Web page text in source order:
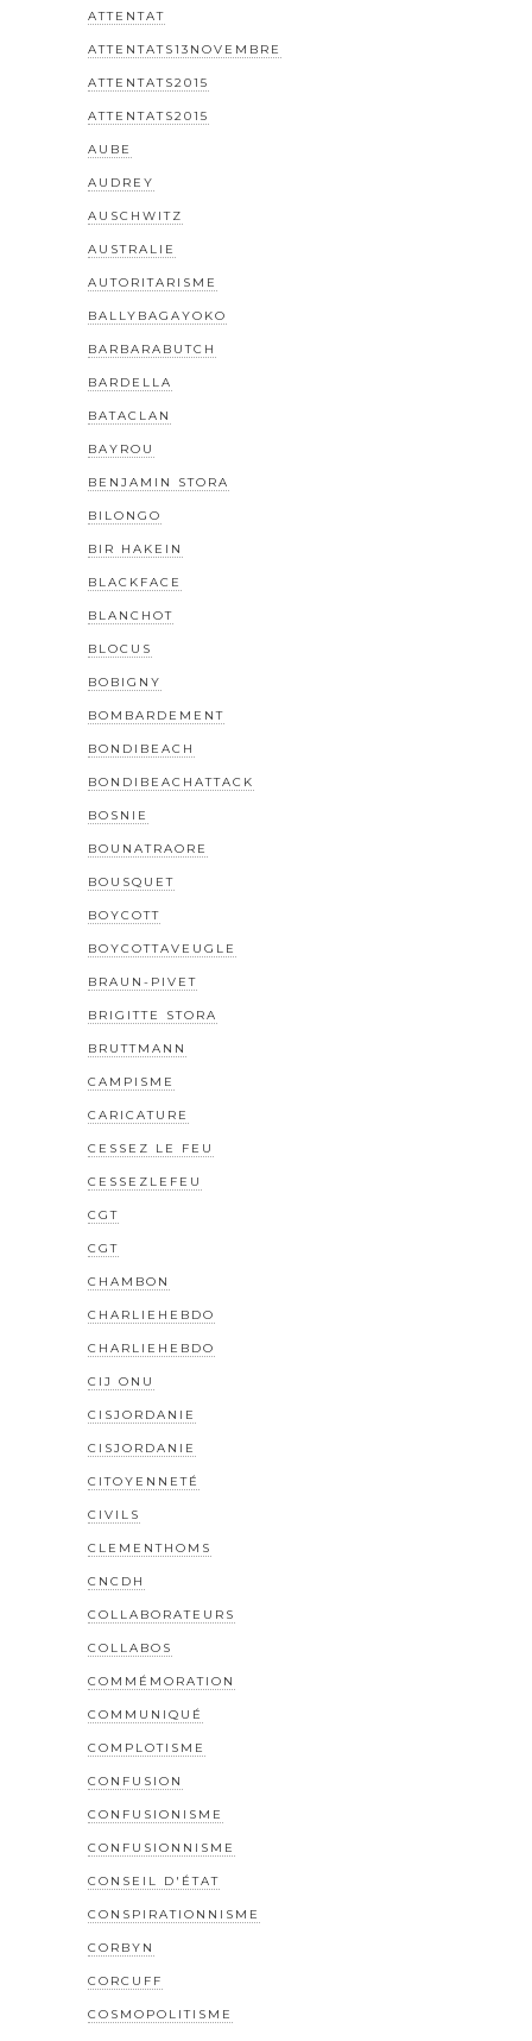
ATTENTAT
ATTENTATS13NOVEMBRE
ATTENTATS2015
ATTENTATS2015
AUBE
AUDREY
AUSCHWITZ
AUSTRALIE
AUTORITARISME
BALLYBAGAYOKO
BARBARABUTCH
BARDELLA
BATACLAN
BAYROU
BENJAMIN STORA
BILONGO
BIR HAKEIN
BLACKFACE
BLANCHOT
BLOCUS
BOBIGNY
BOMBARDEMENT
BONDIBEACH
BONDIBEACHATTACK
BOSNIE
BOUNATRAORE
BOUSQUET
BOYCOTT
BOYCOTTAVEUGLE
BRAUN-PIVET
BRIGITTE STORA
BRUTTMANN
CAMPISME
CARICATURE
CESSEZ LE FEU
CESSEZLEFEU
CGT
CGT
CHAMBON
CHARLIEHEBDO
CHARLIEHEBDO
CIJ ONU
CISJORDANIE
CISJORDANIE
CITOYENNETÉ
CIVILS
CLEMENTHOMS
CNCDH
COLLABORATEURS
COLLABOS
COMMÉMORATION
COMMUNIQUÉ
COMPLOTISME
CONFUSION
CONFUSIONISME
CONFUSIONNISME
CONSEIL D'ÉTAT
CONSPIRATIONNISME
CORBYN
CORCUFF
COSMOPOLITISME